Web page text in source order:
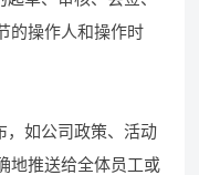
的操作人和操作时
，如公司政策、活动
地推送给全体员工或